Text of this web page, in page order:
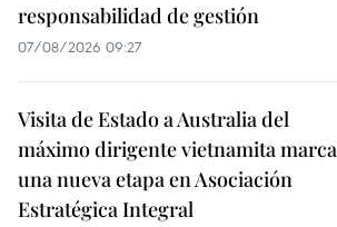
responsabilidad de gestión
07/08/2026 09:27
Visita de Estado a Australia del
máximo dirigente vietnamita marca
una nueva etapa en Asociación
Estratégica Integral